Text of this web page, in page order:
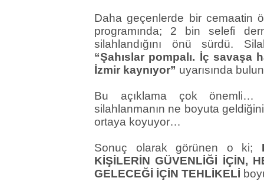
Daha geçenlerde bir cemaatin
programında; 2 bin selefi
silahlandığını önü sürdü.
“Şahıslar pompalı. İç savaşa
İzmir kaynıyor” uyarısında
Bu açıklama çok önemli…
silahlanmanın ne boyuta
ortaya koyuyor…
Sonuç olarak görünen o ki;
KİŞİLERİN GÜVENLİĞİ İÇİN,
GELECEĞİ İÇİN TEHLİKELİ